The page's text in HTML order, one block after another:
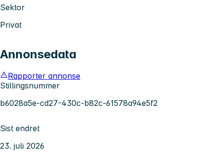
Sektor
Privat
Annonsedata
Rapporter annonse
Stillingsnummer
b6028a5e-cd27-430c-b82c-61578a94e5f2
Sist endret
23. juli 2026